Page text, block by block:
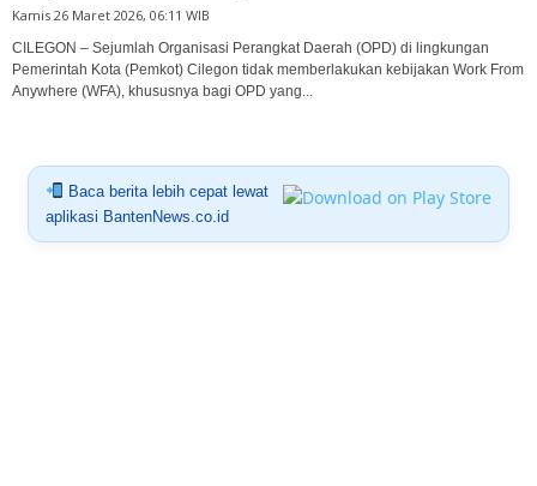
Kamis 26 Maret 2026, 06:11 WIB
CILEGON – Sejumlah Organisasi Perangkat Daerah (OPD) di lingkungan
Pemerintah Kota (Pemkot) Cilegon tidak memberlakukan kebijakan Work From
Anywhere (WFA), khususnya bagi OPD yang...
Baca berita lebih cepat lewat
aplikasi BantenNews.co.id